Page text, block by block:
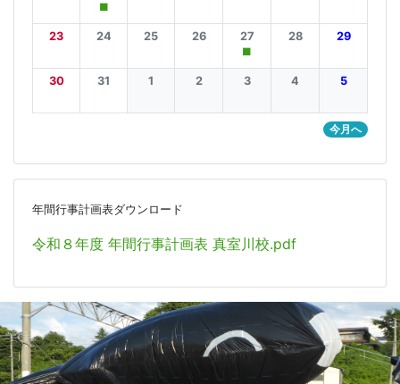
■
23 24 25 26 27
■
28 29
30 31 1 2 3 4 5
今月へ
年間行事計画表ダウンロード
令和８年度 年間行事計画表 真室川校.pdf